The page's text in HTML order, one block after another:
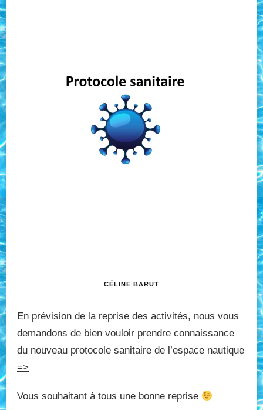
CÉLINE BARUT
En prévision de la reprise des activités, nous vous
demandons de bien vouloir prendre connaissance
du nouveau protocole sanitaire de l’espace nautique
=>
Vous souhaitant à tous une bonne reprise